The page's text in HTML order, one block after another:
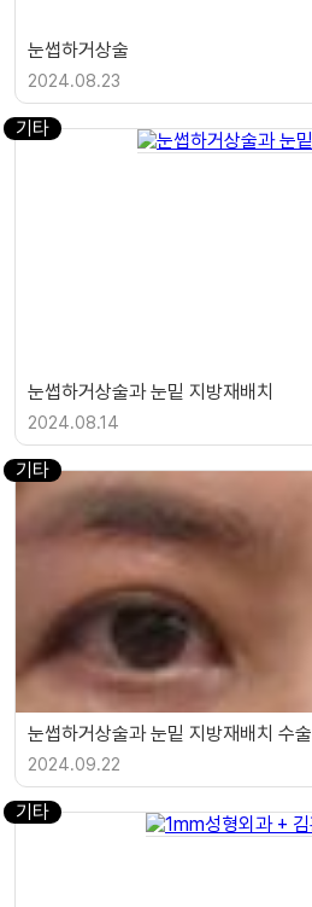
눈썹하거상술
2024.08.23
기타
눈썹하거상술과 눈밑 지방재배치
2024.08.14
기타
눈썹하거상술과 눈밑 지방재배치 수술
2024.09.22
기타